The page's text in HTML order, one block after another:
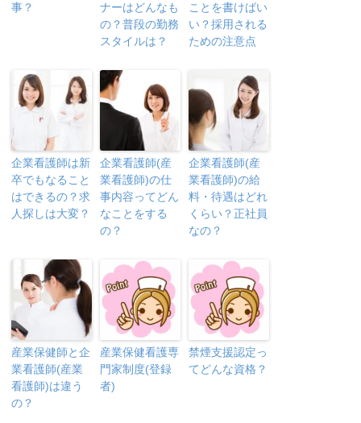
事？
ナーはどんなも
の？普段の勤務
スタイルは？
ことを書けばい
い？採用される
ための注意点
企業看護師は新
卒でもなること
はできるの？求
人探しは大変？
企業看護師(産
業看護師)の仕
事内容ってどん
なことをする
の？
企業看護師(産
業看護師)の給
料・待遇はどれ
くらい？正社員
なの？
産業保健師と企
業看護師(産業
看護師)は違う
の？
産業保健看護専
門家制度(登録
者)
禁煙支援認定っ
てどんな資格？